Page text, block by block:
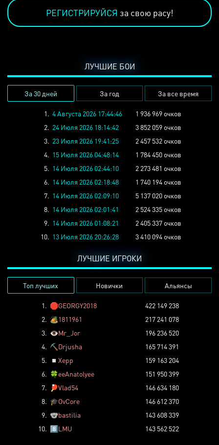
РЕГИСТРИРУЙСЯ за свою расу!
ЛУЧШИЕ БОИ
За 30 дней За год За все время
1. 4 Августа 2026 17:44:46
1 936 969 очков
2. 24 Июля 2026 18:14:42
3 852 059 очков
3. 23 Июля 2026 19:41:25
2 457 532 очков
4. 15 Июля 2026 04:48:14
1 784 450 очков
5. 14 Июля 2026 02:44:10
2 273 481 очков
6. 14 Июля 2026 02:18:48
1 740 194 очков
7. 14 Июля 2026 02:09:10
5 137 020 очков
8. 14 Июля 2026 02:01:41
2 524 335 очков
9. 14 Июля 2026 01:08:21
2 405 337 очков
10. 13 Июля 2026 20:26:28 3 410 094 очков
ЛУЧШИЕ ИГРОКИ
Топ лучших Новички Альянсы
1. 🛑GEORGY2018
422 149 238
2. 🏕️1811961
217 241 078
3. 👁️Mr_Jor
196 236 520
4. ⛏️ Drjusha
165 714 391
5.
◽ Xepp
159 163 204
6. 🍀eeAnatolyee
151 950 399
7.
🏓Vlad54
146 634 180
8. 🎓OvCore
146 612 370
9. 🐨bastilia
143 608 339
10. 8️⃣LMU 143 562 522